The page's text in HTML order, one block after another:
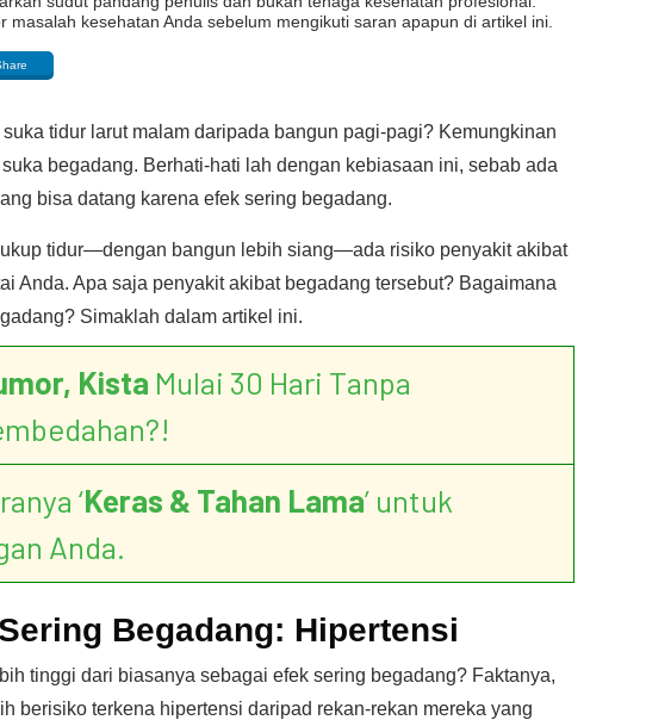
masalah kesehatan Anda sebelum mengikuti saran apapun di artikel ini.
tidur larut malam daripada bangun pagi-pagi? Kemungkinan
begadang. Berhati-hati lah dengan kebiasaan ini, sebab ada
bisa datang karena efek sering begadang.
tidur—dengan bangun lebih siang—ada risiko penyakit akibat
Anda. Apa saja penyakit akibat begadang tersebut? Bagaimana
Simaklah dalam artikel ini.
Kista Mulai 30 Hari Tanpa
‘Keras & Tahan Lama’ untuk
Anda.
Begadang: Hipertensi
tinggi dari biasanya sebagai efek sering begadang? Faktanya,
berisiko terkena hipertensi daripad rekan-rekan mereka yang